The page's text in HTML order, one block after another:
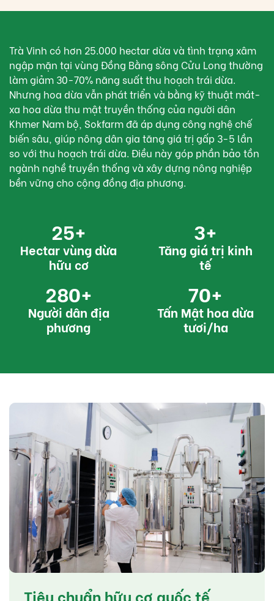
Trà Vinh có hơn 25.000 hectar dừa và tình trạng xâm
ngập mặn tại vùng Đồng Bằng sông Cửu Long thường
làm giảm 30-70% năng suất thu hoạch trái dừa.
Nhưng hoa dừa vẫn phát triển và bằng kỹ thuật mát-
xa hoa dừa thu mật truyền thống của người dân
Khmer Nam bộ, Sokfarm đã áp dụng công nghệ chế
biến sâu, giúp nông dân gia tăng giá trị gấp 3-5 lần
so với thu hoạch trái dừa. Điều này góp phần bảo tồn
ngành nghề truyền thống và xây dựng nông nghiệp
bền vững cho cộng đồng địa phương.
25+
Hectar vùng dừa
hữu cơ
3+
Tăng giá trị kinh
tế
280+
Người dân địa
phương
70+
Tấn Mật hoa dừa
tươi/ha
Tiêu chuẩn hữu cơ quốc tế